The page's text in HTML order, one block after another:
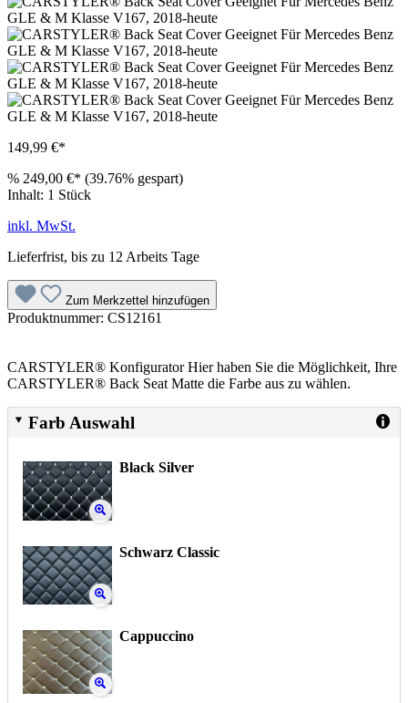
149,99 €*
% 249,00 €* (39.76% gespart)
Inhalt: 1 Stück
inkl. MwSt.
Lieferfrist, bis zu 12 Arbeits Tage
Zum Merkzettel hinzufügen
Produktnummer: CS12161
CARSTYLER® Konfigurator Hier haben Sie die Möglichkeit, Ihre
CARSTYLER® Back Seat Matte die Farbe aus zu wählen.
Farb Auswahl
Black Silver
Schwarz Classic
Cappuccino